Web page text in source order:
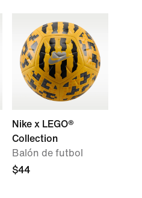
Nike x LEGO®
Collection
Balón de futbol
$44